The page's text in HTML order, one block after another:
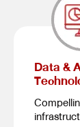
Data &